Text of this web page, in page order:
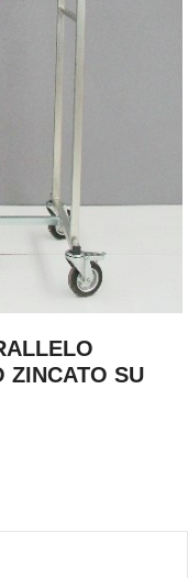
ZINCATO SU